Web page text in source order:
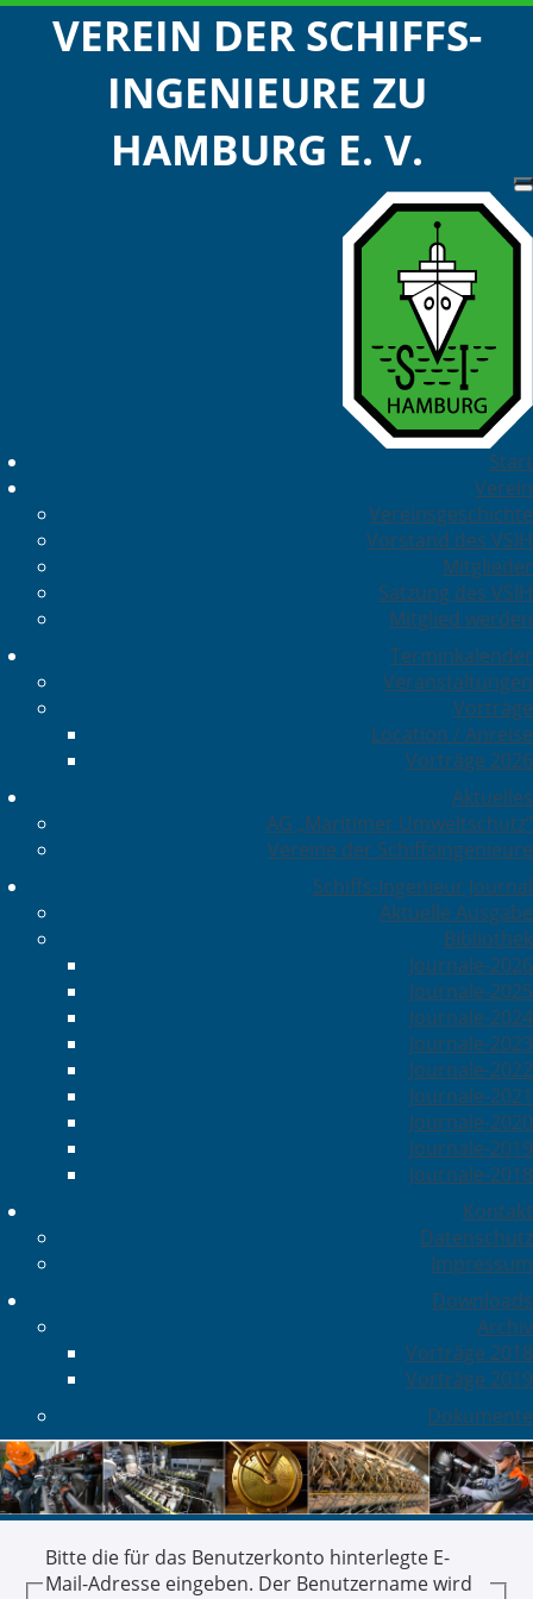
VEREIN DER SCHIFFS-
INGENIEURE ZU
HAMBURG E. V.
Start
Verein
Vereinsgeschichte
Vorstand des VSIH
Mitglieder
Satzung des VSIH
Mitglied werden
Terminkalender
Veranstaltungen
Vorträge
Location / Anreise
Vorträge 2026
Aktuelles
AG „Maritimer Umweltschutz“
Vereine der Schiffsingenieure
Schiffs-Ingenieur Journal
Aktuelle Ausgabe
Bibliothek
Journale-2026
Journale-2025
Journale-2024
Journale-2023
Journale-2022
Journale-2021
Journale-2020
Journale-2019
Journale-2018
Kontakt
Datenschutz
Impressum
Downloads
Archiv
Vorträge 2018
Vorträge 2019
Dokumente
Bitte die für das Benutzerkonto hinterlegte E-
Mail-Adresse eingeben. Der Benutzername wird